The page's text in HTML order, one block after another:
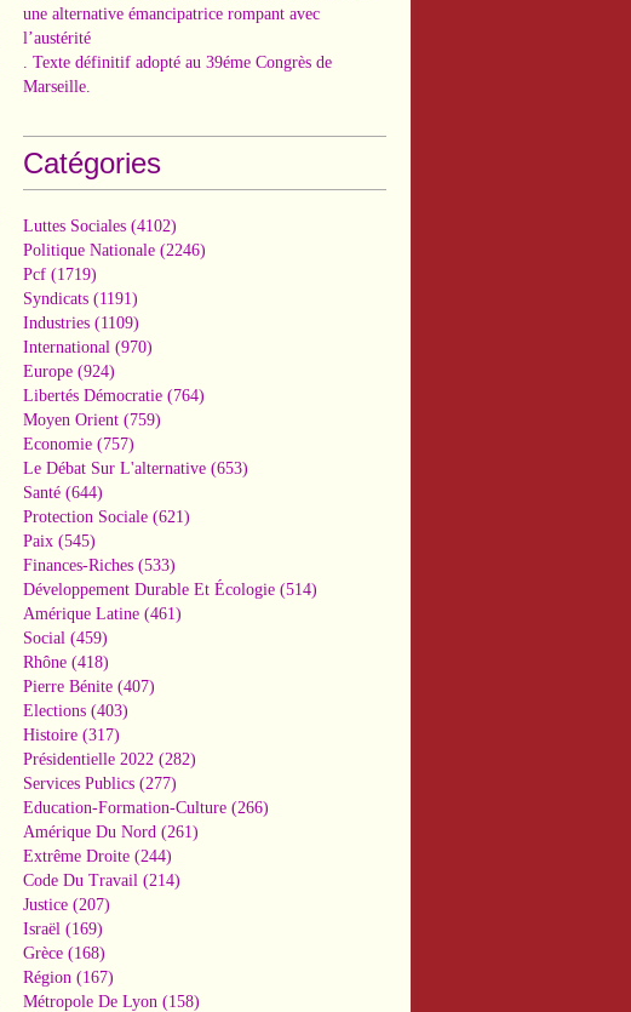
une alternative émancipatrice rompant avec
l’austérité
. Texte définitif adopté au 39éme Congrès de
Marseille.
Catégories
Luttes Sociales (4102)
Politique Nationale (2246)
Pcf (1719)
Syndicats (1191)
Industries (1109)
International (970)
Europe (924)
Libertés Démocratie (764)
Moyen Orient (759)
Economie (757)
Le Débat Sur L'alternative (653)
Santé (644)
Protection Sociale (621)
Paix (545)
Finances-Riches (533)
Développement Durable Et Écologie (514)
Amérique Latine (461)
Social (459)
Rhône (418)
Pierre Bénite (407)
Elections (403)
Histoire (317)
Présidentielle 2022 (282)
Services Publics (277)
Education-Formation-Culture (266)
Amérique Du Nord (261)
Extrême Droite (244)
Code Du Travail (214)
Justice (207)
Israël (169)
Grèce (168)
Région (167)
Métropole De Lyon (158)